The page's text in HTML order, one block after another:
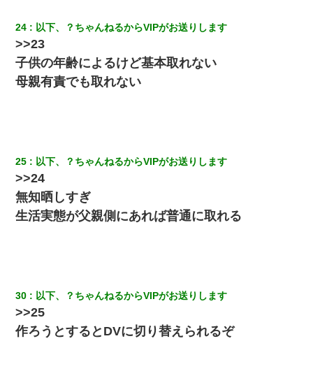
24 以下、？ちゃんねるからVIPがお送りします
>>23
子供の年齢によるけど基本取れない
母親有責でも取れない
25 以下、？ちゃんねるからVIPがお送りします
>>24
無知晒しすぎ
生活実態が父親側にあれば普通に取れる
30 以下、？ちゃんねるからVIPがお送りします
>>25
作ろうとするとDVに切り替えられるぞ